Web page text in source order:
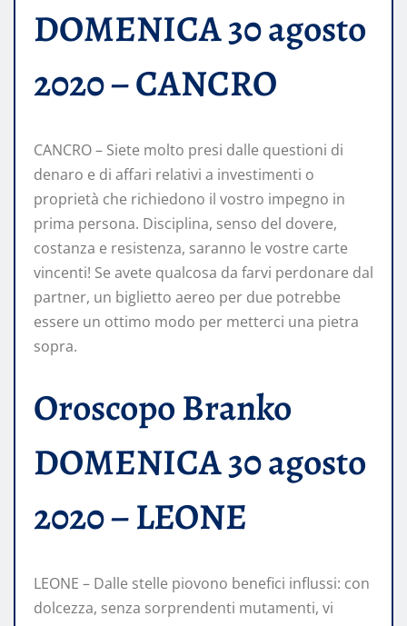
DOMENICA 30 agosto
2020 – CANCRO
CANCRO – Siete molto presi dalle questioni di
denaro e di affari relativi a investimenti o
proprietà che richiedono il vostro impegno in
prima persona. Disciplina, senso del dovere,
costanza e resistenza, saranno le vostre carte
vincenti! Se avete qualcosa da farvi perdonare dal
partner, un biglietto aereo per due potrebbe
essere un ottimo modo per metterci una pietra
sopra.
Oroscopo Branko
DOMENICA 30 agosto
2020 – LEONE
LEONE – Dalle stelle piovono benefici influssi: con
dolcezza, senza sorprendenti mutamenti, vi